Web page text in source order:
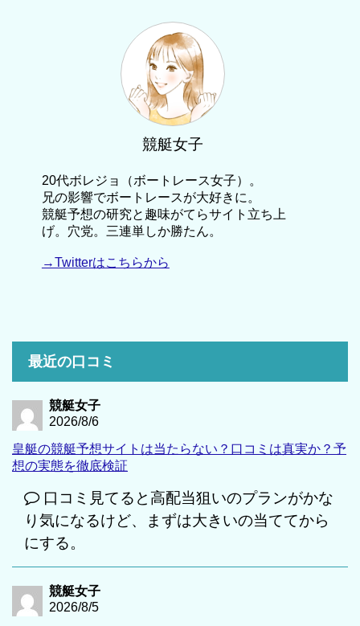
競艇女子
20代ボレジョ（ボートレース女子）。
兄の影響でボートレースが大好きに。
競艇予想の研究と趣味がてらサイト立ち上
げ。穴党。三連単しか勝たん。
→Twitterはこちらから
最近の口コミ
競艇女子
2026/8/6
皇艇の競艇予想サイトは当たらない？口コミは真実か？予
想の実態を徹底検証
口コミ見てると高配当狙いのプランがかな
り気になるけど、まずは大きいの当ててから
にする。
競艇女子
2026/8/5